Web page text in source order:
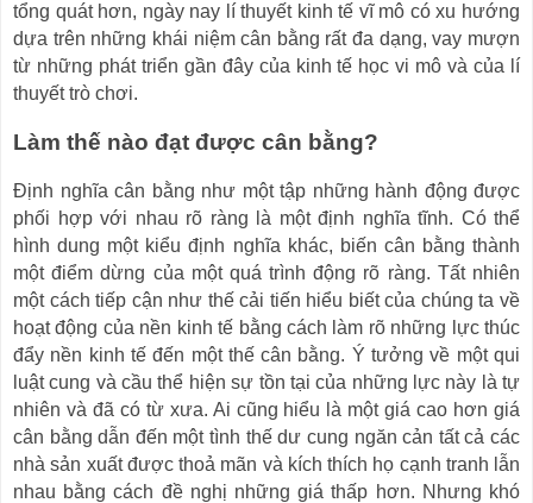
tổng quát hơn, ngày nay lí thuyết kinh tế vĩ mô có xu hướng
dựa trên những khái niệm cân bằng rất đa dạng, vay mượn
từ những phát triển gần đây của kinh tế học vi mô và của lí
thuyết trò chơi.
Làm thế nào đạt được cân bằng?
Định nghĩa cân bằng như một tập những hành động được
phối hợp với nhau rõ ràng là một định nghĩa tĩnh. Có thể
hình dung một kiểu định nghĩa khác, biến cân bằng thành
một điểm dừng của một quá trình động rõ ràng. Tất nhiên
một cách tiếp cận như thế cải tiến hiểu biết của chúng ta về
hoạt động của nền kinh tế bằng cách làm rõ những lực thúc
đẩy nền kinh tế đến một thế cân bằng. Ý tưởng về một qui
luật cung và cầu thể hiện sự tồn tại của những lực này là tự
nhiên và đã có từ xưa. Ai cũng hiểu là một giá cao hơn giá
cân bằng dẫn đến một tình thế dư cung ngăn cản tất cả các
nhà sản xuất được thoả mãn và kích thích họ cạnh tranh lẫn
nhau bằng cách đề nghị những giá thấp hơn. Nhưng khó